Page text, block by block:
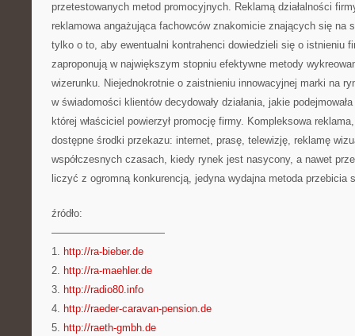
przetestowanych metod promocyjnych. Reklamą działalności
reklamowa angażująca fachowców znakomicie znających się na
tylko o to, aby ewentualni kontrahenci dowiedzieli się o istnieniu
zaproponują w największym stopniu efektywne metody
wizerunku. Niejednokrotnie o zaistnieniu innowacyjnej marki na
w świadomości klientów decydowały działania, jakie
której właściciel powierzył promocję firmy. Kompleksowa
dostępne środki przekazu: internet, prasę, telewizję, reklamę
współczesnych czasach, kiedy rynek jest nasycony, a nawet
liczyć z ogromną konkurencją, jedyna wydajna metoda przebicia
źródło:
———————————
1. http://ra-bieber.de
2. http://ra-maehler.de
3. http://radio80.info
4. http://raeder-caravan-pension.de
5. http://raeth-gmbh.de